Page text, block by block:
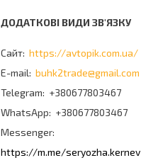
https://avtopik.com.ua/
buhk2trade@gmail.com
+380677803467
+380677803467
Messenger
https://m.me/seryozha.kernev